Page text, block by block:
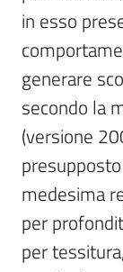
Archivio
cartografico
Seguici
su
in esso
generare
secondo la
(versione
medesima
per
per